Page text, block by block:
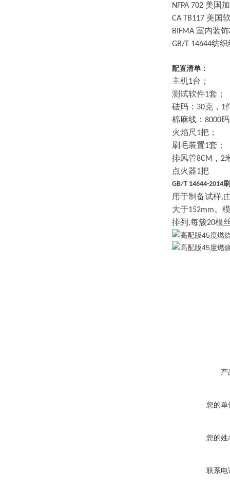
NFPA 702 美国
CA TB117 美国
BIFMA 室内装
GB/T 14644纺织
配置清单：
主机1台；
测试软件1套；
砝码： 30克， 1
棉麻线： 8000
火焰尺 1把；
刷毛装置1套；
排风管8CM ， 2
点火器1把
GB/T 14644-2014
用于制备试样,
大于152mm。
排列 ,每簇20根
产
您的单
您的姓
联系电